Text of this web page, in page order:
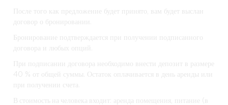
После того как предложение будет принято, вам будет выслан
договор о бронировании.
Бронирование подтверждается при получении подписанного
договора и любых опций.
При подписании договора необходимо внести депозит в размере
40 % от общей суммы. Остаток оплачивается в день аренды или
при получении счета.
В стоимость на человека входит
: аренда помещения, питание (в